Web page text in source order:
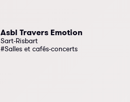
Asbl Travers Emotion
Sart-Risbart
#Salles et cafés-concerts